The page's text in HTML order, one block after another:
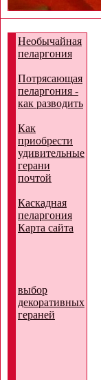
Необычайная
пеларгония
Потрясающая
пеларгония -
как разводить
Как
приобрести
удивительные
герани
почтой
Каскадная
пеларгония
Карта сайта
выбор
декоративных
гераней